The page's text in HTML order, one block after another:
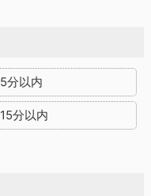
5分以内
15分以内